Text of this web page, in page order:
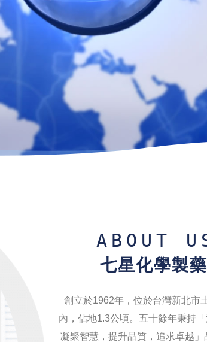
ABOUT
七星化學製藥
創立於1962年，位於台灣新北市
內，佔地1.3公頃。五十餘年秉持「
凝聚智慧，提升品質，追求卓越」